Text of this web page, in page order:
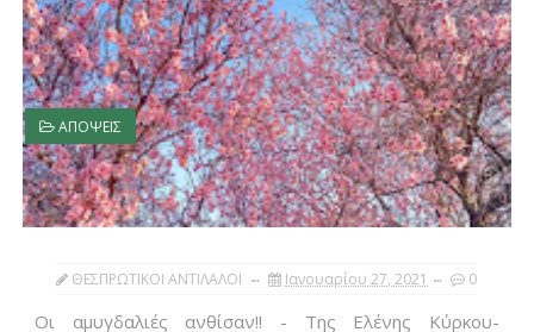
ΑΠΟΨΕΙΣ
ΘΕΣΠΡΩΤΙΚΟΙ ΑΝΤΙΛΑΛΟΙ Ιανουαρίου 27, 2021 0
Οι αμυγδαλιές ανθίσαν!! - Της Ελένης Κύρκου-